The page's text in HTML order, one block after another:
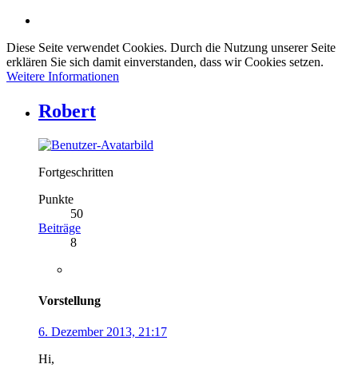
Diese Seite verwendet Cookies. Durch die Nutzung unserer Seite
erklären Sie sich damit einverstanden, dass wir Cookies setzen.
Weitere Informationen
Robert
Fortgeschritten
Punkte
50
Beiträge
8
Vorstellung
6. Dezember 2013, 21:17
Hi,